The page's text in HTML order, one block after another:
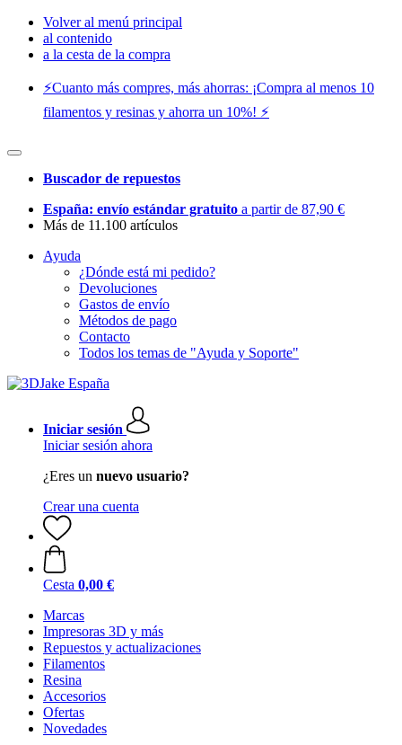
Volver al menú principal
al contenido
a la cesta de la compra
⚡️Cuanto más compres, más ahorras: ¡Compra al menos 10
filamentos y resinas y ahorra un 10%! ⚡️
Buscador de repuestos
España: envío estándar gratuito a partir de 87,90 €
Más de 11.100 artículos
Ayuda
¿Dónde está mi pedido?
Devoluciones
Gastos de envío
Métodos de pago
Contacto
Todos los temas de "Ayuda y Soporte"
Iniciar sesión
Iniciar sesión ahora
¿Eres un nuevo usuario?
Crear una cuenta
Cesta 0,00 €
Marcas
Impresoras 3D y más
Repuestos y actualizaciones
Filamentos
Resina
Accesorios
Ofertas
Novedades